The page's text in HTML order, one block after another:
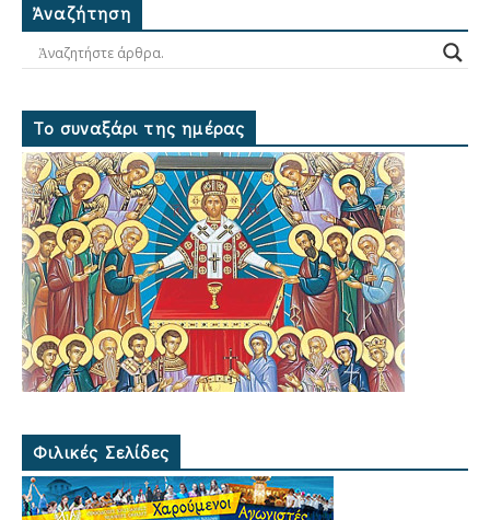
Ἀναζήτηση
Το συναξάρι της ημέρας
Φιλικές Σελίδες